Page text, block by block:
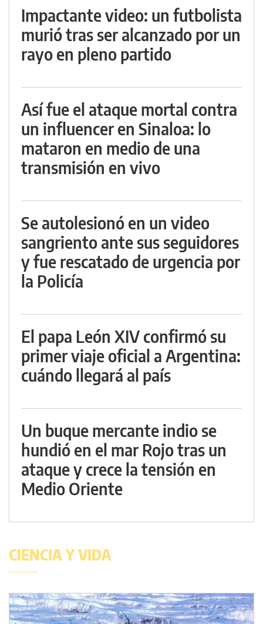
Impactante video: un futbolista
murió tras ser alcanzado por un
rayo en pleno partido
Así fue el ataque mortal contra
un influencer en Sinaloa: lo
mataron en medio de una
transmisión en vivo
Se autolesionó en un video
sangriento ante sus seguidores
y fue rescatado de urgencia por
la Policía
El papa León XIV confirmó su
primer viaje oficial a Argentina:
cuándo llegará al país
Un buque mercante indio se
hundió en el mar Rojo tras un
ataque y crece la tensión en
Medio Oriente
CIENCIA Y VIDA